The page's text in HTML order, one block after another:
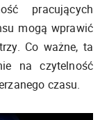
pracujących
mogą wprawić
Co ważne, ta
na czytelność
czasu.